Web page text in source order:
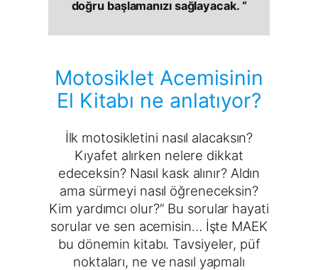
doğru başlamanızı sağlayacak. “
Motosiklet Acemisinin
El Kitabı ne anlatıyor?
İlk motosikletini nasıl alacaksın?
Kıyafet alırken nelere dikkat
edeceksin? Nasıl kask alınır? Aldın
ama sürmeyi nasıl öğreneceksin?
Kim yardımcı olur?” Bu sorular hayati
sorular ve sen acemisin… İşte MAEK
bu dönemin kitabı. Tavsiyeler, püf
noktaları, ne ve nasıl yapmalı